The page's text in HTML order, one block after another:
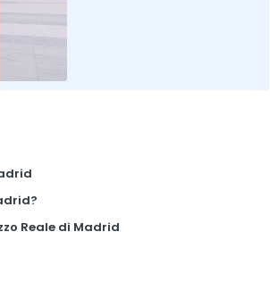
Reale di Madrid